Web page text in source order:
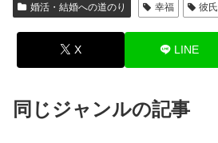
婚活・結婚への道のり 幸福 彼氏
X LINE
同じジャンルの記事